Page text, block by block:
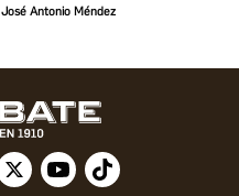
José Antonio Méndez